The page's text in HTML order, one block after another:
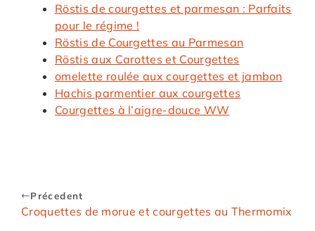
Röstis de courgettes et parmesan : Parfaits
pour le régime !
Röstis de Courgettes au Parmesan
Röstis aux Carottes et Courgettes
omelette roulée aux courgettes et jambon
Hachis parmentier aux courgettes
Courgettes à l’aigre-douce WW
Précedent
Croquettes de morue et courgettes au Thermomix